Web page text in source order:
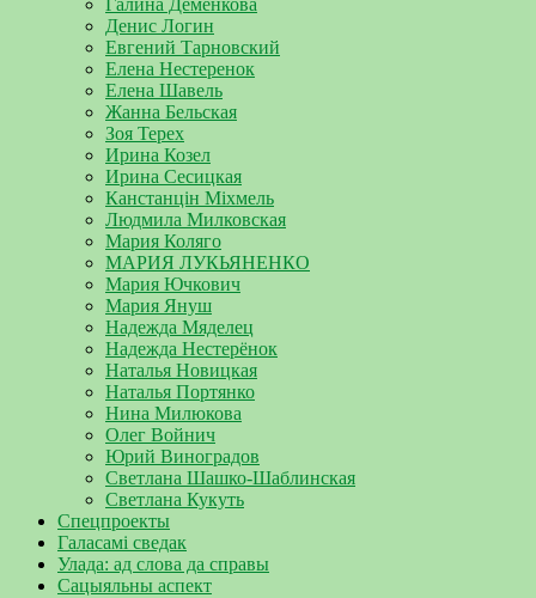
Галина Деменкова
Денис Логин
Евгений Тарновский
Елена Нестеренок
Елена Шавель
Жанна Бельская
Зоя Терех
Ирина Козел
Ирина Сесицкая
Канстанцін Міхмель
Людмила Милковская
Мария Коляго
МАРИЯ ЛУКЬЯНЕНКО
Мария Ючкович
Мария Януш
Надежда Мяделец
Надежда Нестерёнок
Наталья Новицкая
Наталья Портянко
Нина Милюкова
Олег Войнич
Юрий Виноградов
Светлана Шашко-Шаблинская
Светлана Кукуть
Спецпроекты
Галасамі сведак
Улада: ад слова да справы
Сацыяльны аспект